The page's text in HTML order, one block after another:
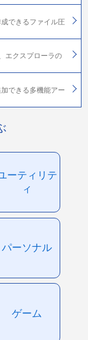
できるファイル圧
エクスプローラの
できる多機能アー
ーティリテ
ィ
パーソナル
ゲーム